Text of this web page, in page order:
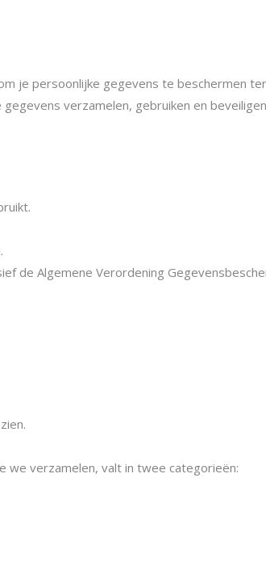
je persoonlijke gegevens te beschermen
verzamelen, gebruiken en
de Algemene Verordening
we verzamelen, valt in twee categorieën: